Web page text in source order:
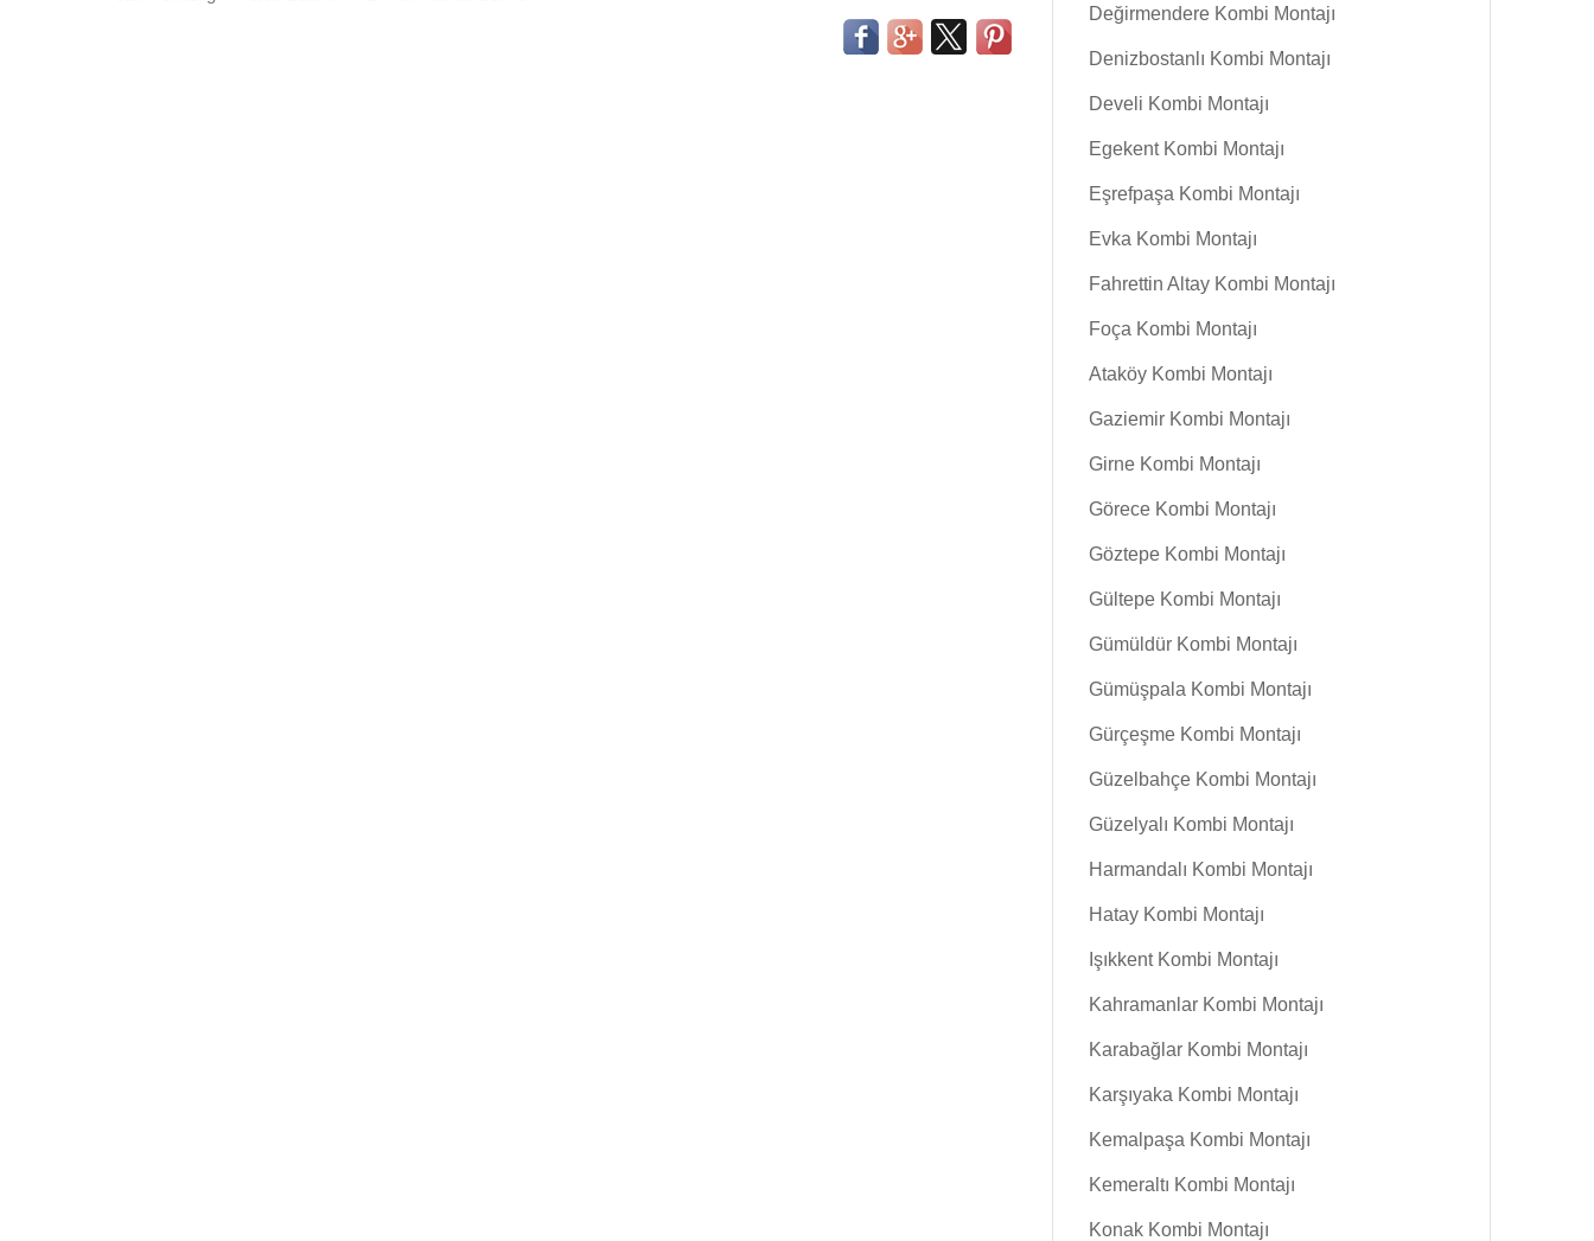
Değirmendere Kombi Montajı
Denizbostanlı Kombi Montajı
Develi Kombi Montajı
Egekent Kombi Montajı
Eşrefpaşa Kombi Montajı
Evka Kombi Montajı
Fahrettin Altay Kombi Montajı
Foça Kombi Montajı
Ataköy Kombi Montajı
Gaziemir Kombi Montajı
Girne Kombi Montajı
Görece Kombi Montajı
Göztepe Kombi Montajı
Gültepe Kombi Montajı
Gümüldür Kombi Montajı
Gümüşpala Kombi Montajı
Gürçeşme Kombi Montajı
Güzelbahçe Kombi Montajı
Güzelyalı Kombi Montajı
Harmandalı Kombi Montajı
Hatay Kombi Montajı
Işıkkent Kombi Montajı
Kahramanlar Kombi Montajı
Karabağlar Kombi Montajı
Karşıyaka Kombi Montajı
Kemalpaşa Kombi Montajı
Kemeraltı Kombi Montajı
Konak Kombi Montajı